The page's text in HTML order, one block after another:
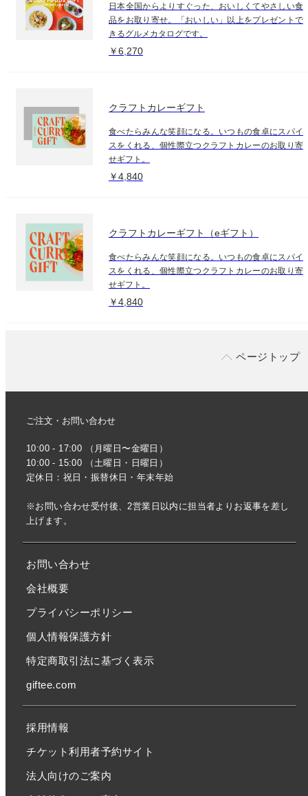
日本全国からよりすぐった、おいしくてやさしい食
品をお取り寄せ。「おいしい」以上をプレゼントで
きるグルメカタログです。
￥6,270
クラフトカレーギフト
食べたらみんな笑顔になる。いつもの食卓にスパイ
スをくれる、個性際立つクラフトカレーのお取り寄
せギフト。
￥4,840
クラフトカレーギフト（eギフト）
食べたらみんな笑顔になる。いつもの食卓にスパイ
スをくれる、個性際立つクラフトカレーのお取り寄
せギフト。
￥4,840
ページトップ
ご注文・お問い合わせ
10:00 - 17:00 （月曜日〜金曜日）
10:00 - 15:00 （土曜日・日曜日）
定休日：祝日・振替休日・年末年始
※お問い合わせ受付後、2営業日以内に担当者よりお返事を差し
上げます。
お問い合わせ
会社概要
プライバシーポリシー
個人情報保護方針
特定商取引法に基づく表示
giftee.com
採用情報
チケット利用者予約サイト
法人向けのご案内